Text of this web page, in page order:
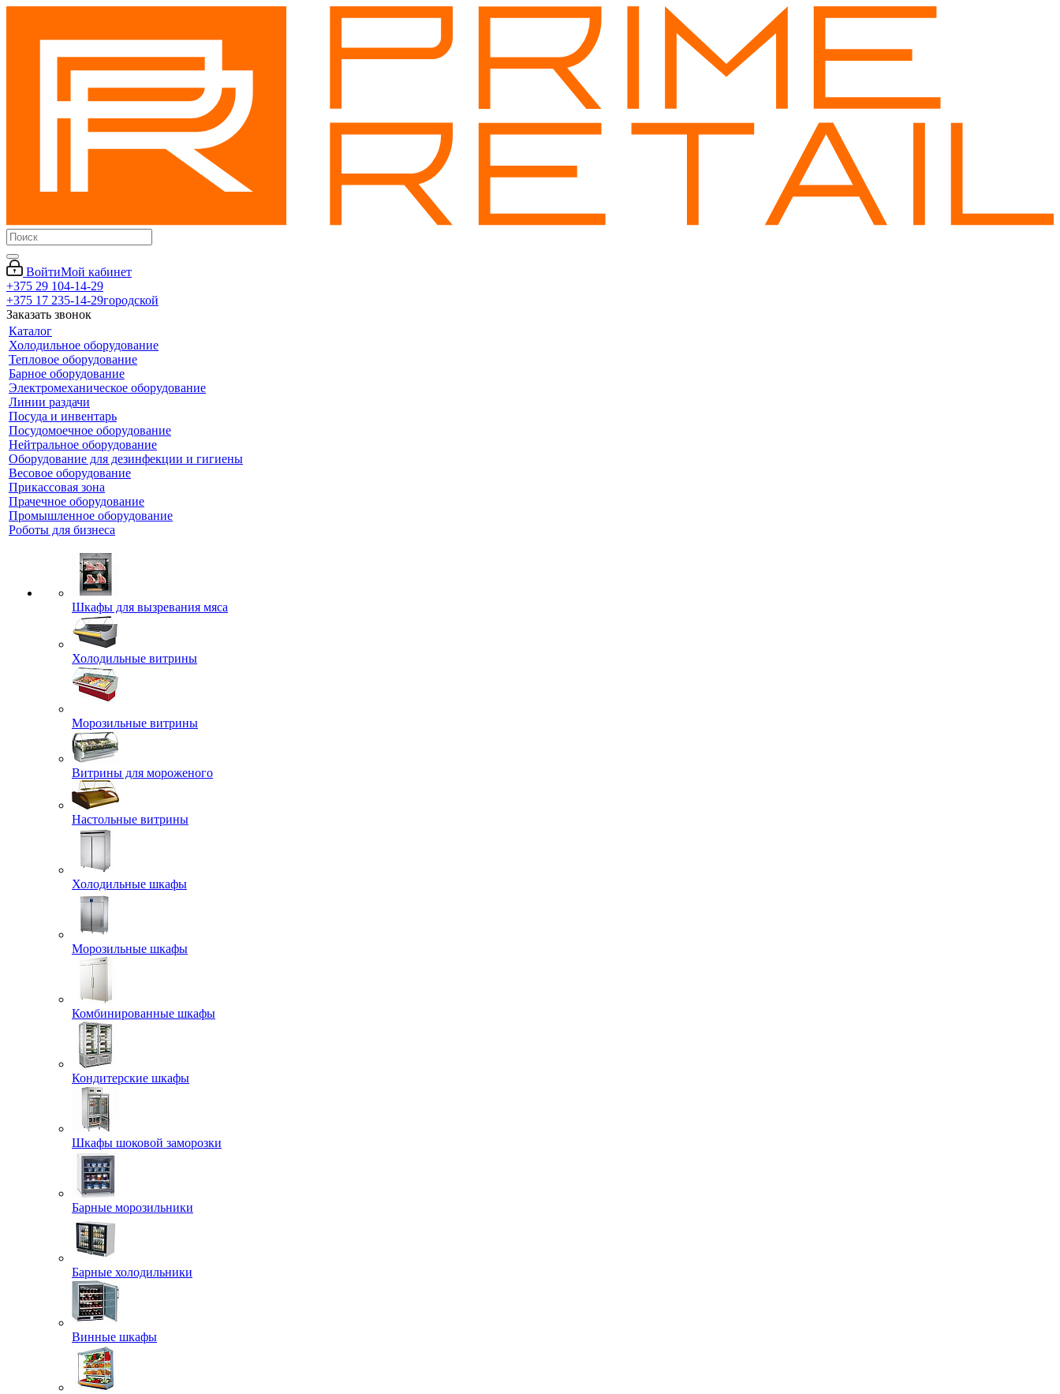
ВойтиМой кабинет
+375 29 104-14-29
+375 17 235-14-29городской
Заказать звонок
Каталог
Холодильное оборудование
Тепловое оборудование
Барное оборудование
Электромеханическое оборудование
Линии раздачи
Посуда и инвентарь
Посудомоечное оборудование
Нейтральное оборудование
Оборудование для дезинфекции и гигиены
Весовое оборудование
Прикассовая зона
Прачечное оборудование
Промышленное оборудование
Роботы для бизнеса
Шкафы для вызревания мяса
Холодильные витрины
Морозильные витрины
Витрины для мороженого
Настольные витрины
Холодильные шкафы
Морозильные шкафы
Комбинированные шкафы
Кондитерские шкафы
Шкафы шоковой заморозки
Барные морозильники
Барные холодильники
Винные шкафы